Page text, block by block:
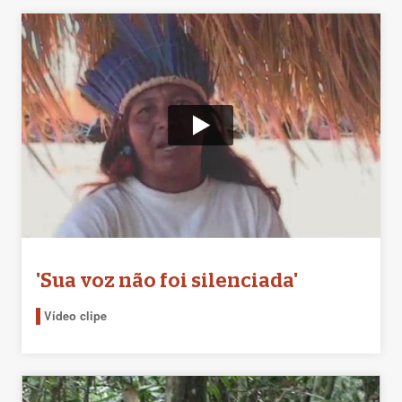
'Sua voz não foi silenciada'
Vídeo clipe